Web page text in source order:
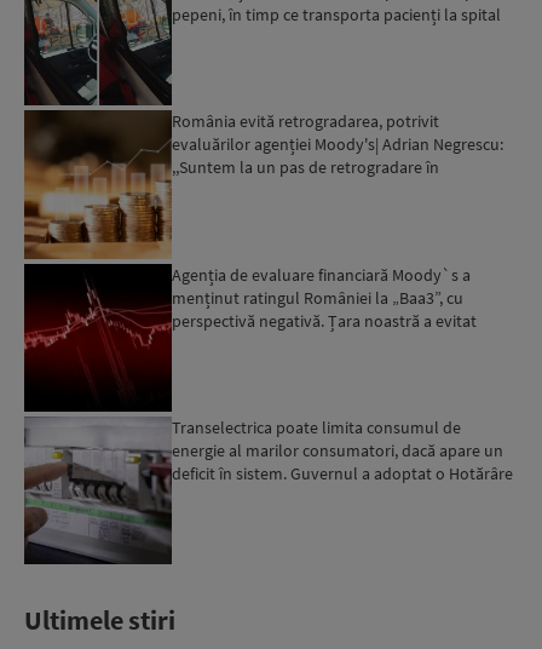
pepeni, în timp ce transporta pacienți la spital
România evită retrogradarea, potrivit
evaluărilor agenției Moody's| Adrian Negrescu:
,,Suntem la un pas de retrogradare în
Agenția de evaluare financiară Moody`s a
menținut ratingul României la „Baa3”, cu
perspectivă negativă. Țara noastră a evitat
Transelectrica poate limita consumul de
energie al marilor consumatori, dacă apare un
deficit în sistem. Guvernul a adoptat o Hotărâre
Ultimele stiri